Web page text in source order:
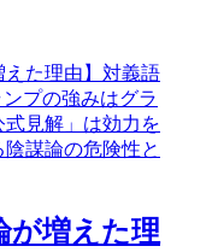
が増えた理